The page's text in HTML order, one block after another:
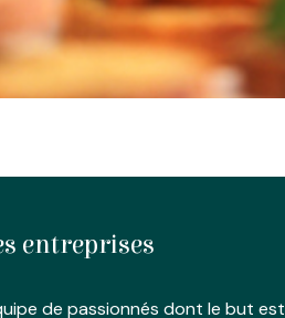
entreprises
de passionnés dont le but est